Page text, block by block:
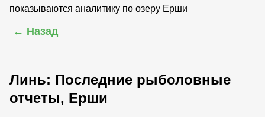
показываются аналитику по озеру Ерши
← Назад
Линь: Последние рыболовные
отчеты, Ерши